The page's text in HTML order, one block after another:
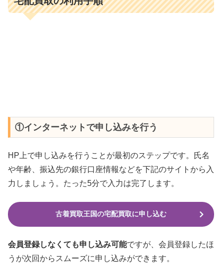
①インターネットで申し込みを行う
HP上で申し込みを行うことが最初のステップです。氏名
や年齢、振込先の銀行口座情報などを下記のサイトから入
力しましょう。たった5分で入力は完了します。
古着買取王国の宅配買取に申し込む
会員登録しなくても申し込み可能ですが、会員登録したほ
うが次回からスムーズに申し込みができます。